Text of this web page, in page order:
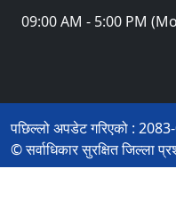
09:00 AM - 5:00 PM
पछिल्लो अपडेट गरिएको :
© सर्वाधिकार सुरक्षित जिल्ला